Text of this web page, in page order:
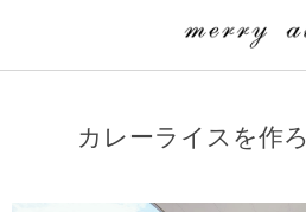
カレーライスを作
merry attic ミュージッククラス